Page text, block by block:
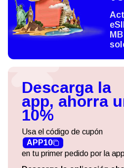
Descarga la
app, ahorra
10%
Usa el código de cupón
APP10
en tu primer pedido por la